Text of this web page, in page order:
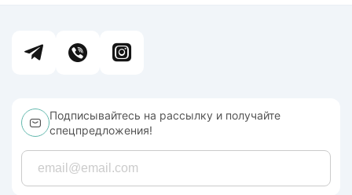
Подписывайтесь на рассылку и получайте
спецпредложения!